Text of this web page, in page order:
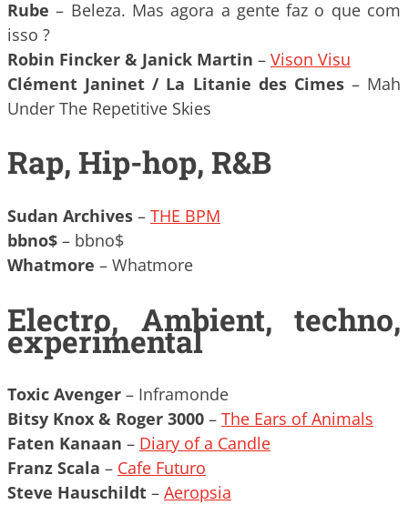
Rube – Beleza. Mas agora a gente faz o que com
isso ?
Robin Fincker & Janick Martin – Vison Visu
Clément Janinet / La Litanie des Cimes– Mah
Under The Repetitive Skies
Rap, Hip-hop, R&B
Sudan Archives – THE BPM
bbno$ – bbno$
Whatmore – Whatmore
Electro, Ambient, techno,
experimental
Toxic Avenger – Inframonde
Bitsy Knox & Roger 3000 – The Ears of Animals
Faten Kanaan – Diary of a Candle
Franz Scala – Cafe Futuro
Steve Hauschildt – Aeropsia